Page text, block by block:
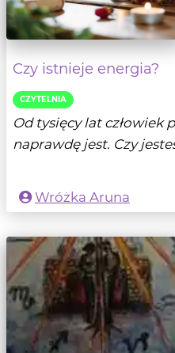
Czy istnieje energia?
CZYTELNIA
Od tysięcy lat człowiek
naprawdę jest. Czy
Wróżka Aruna